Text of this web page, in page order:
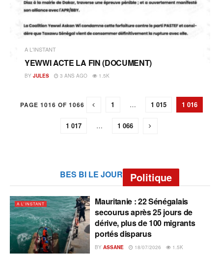
A L'INSTANT
YEWWI ACTE LA FIN (DOCUMENT)
BY JULES 3 ANS AGO 1.5K
PAGE 1016 OF 1066 1 … 1 015 1 016
1 017 … 1 066
BES BI LE JOUR Politique
A L'INSTANT
Mauritanie : 22 Sénégalais
secourus après 25 jours de
dérive, plus de 100 migrants
portés disparus
BY ASSANE 18/07/2026 1.5K